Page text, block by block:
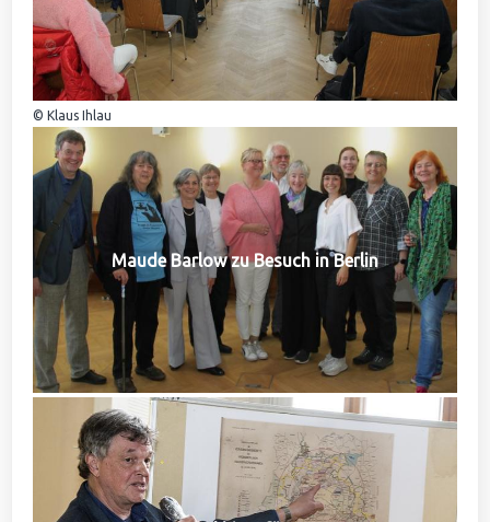
© Klaus Ihlau
Maude Barlow zu Besuch in Berlin